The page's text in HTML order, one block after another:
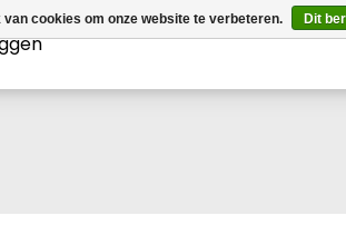
cookies om onze website te verbeteren. Dit